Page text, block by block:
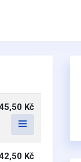
Kč
Kč